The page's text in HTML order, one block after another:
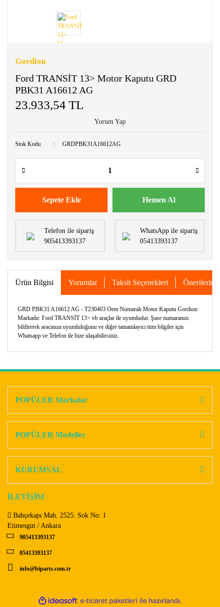
Gordion
Ford TRANSİT 13> Motor Kaputu GRD
PBK31 A16612 AG
23.933,54 TL
Yorum Yap
Stok Kodu GRDPBK31A16612AG
Sepete Ekle Hemen Al
Telefon ile sipariş
905413393137
WhatsApp ile sipariş
05413393137
Ürün Bilgisi Yorumlar Taksit Seçenekleri Önerileriniz
GRD PBK31 A16612 AG - T230403 Oem Numaralı Motor Kaputu Gordion
Markadır. Ford TRANSİT 13> vb araçlar ile uyumludur. Şase numaranızı
bildirerek aracınıza uyumluluğunu ve diğer tamamlayıcı tüm bilgiler için
Whatsapp ve Telefon ile bize ulaşabilirsiniz.
Ürün açıklamasında eksik bilgiler bulunuyor.
Bu ürüne benzer farklı alternatifler olmalı.
POPÜLER Markalar
POPÜLER Modeller
KURUMSAL
İLETİŞİM
Bahçekapı Mah. 2525. Sok No: 1
Etimesgut / Ankara
905413393137
05413393137
info@biparts.com.tr
ideasoft
e-